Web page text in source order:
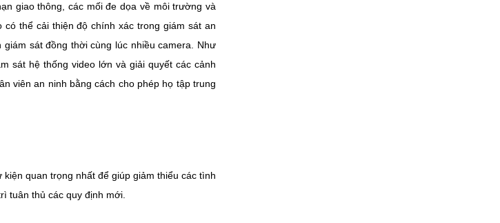
giao thông, các mối đe dọa về môi trường và
thể cải thiện độ chính xác trong giám sát an
sát đồng thời cùng lúc nhiều camera. Như
sát hệ thống video lớn và giải quyết các cảnh
viên an ninh bằng cách cho phép họ tập trung
quan trọng nhất để giúp giảm thiểu các tình
tuân thủ các quy định mới.